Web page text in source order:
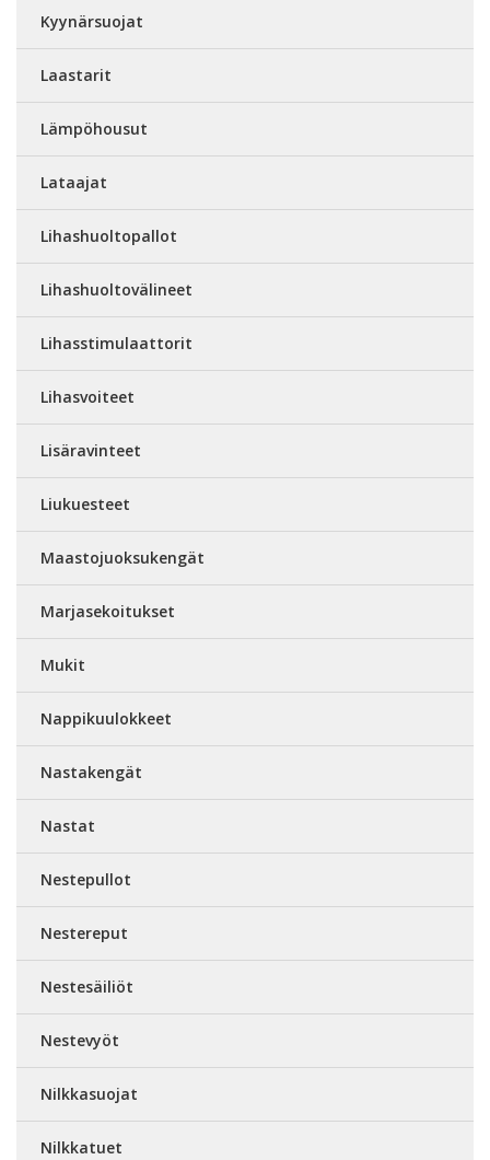
Kyynärsuojat
Laastarit
Lämpöhousut
Lataajat
Lihashuoltopallot
Lihashuoltovälineet
Lihasstimulaattorit
Lihasvoiteet
Lisäravinteet
Liukuesteet
Maastojuoksukengät
Marjasekoitukset
Mukit
Nappikuulokkeet
Nastakengät
Nastat
Nestepullot
Nestereput
Nestesäiliöt
Nestevyöt
Nilkkasuojat
Nilkkatuet